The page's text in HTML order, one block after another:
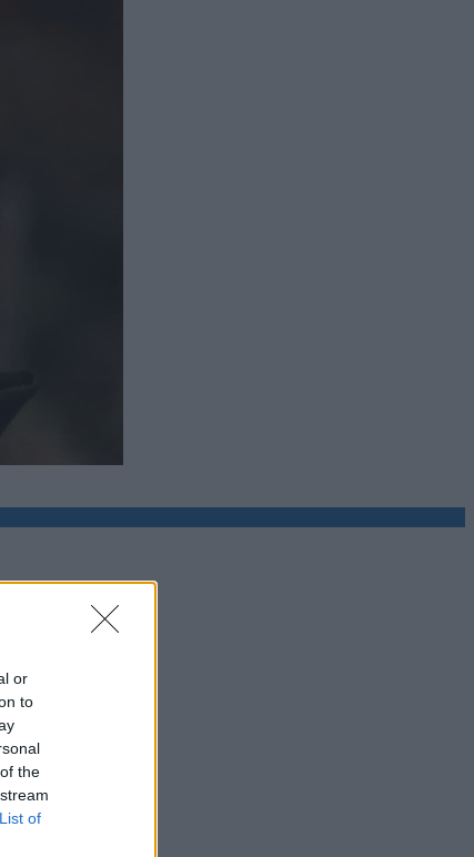
or
to
the
of